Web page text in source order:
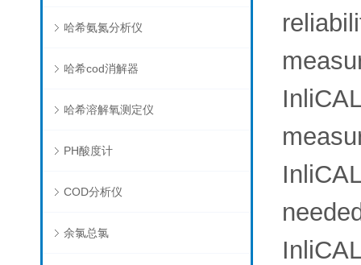
哈希氨氮分析仪
哈希cod消解器
哈希溶解氧测定仪
PH酸度计
COD分析仪
余氯总氯